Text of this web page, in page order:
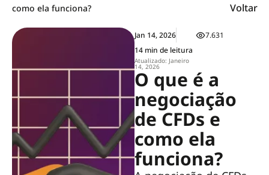
como ela funciona?
Voltar
Jan 14, 2026
14 min de leitura
Atualizado: Janeiro
14, 2026
7.631
O que é a
negociação
de CFDs e
como ela
funciona?